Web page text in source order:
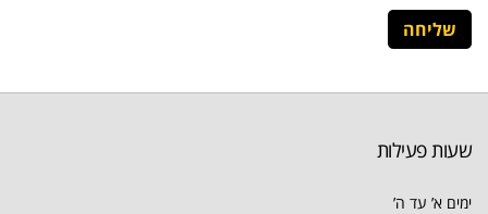
שעות פעילות
ימים א’ עד ה’